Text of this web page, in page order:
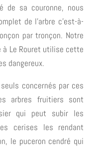
de sa couronne, nous
de l’arbre c’est-à-
par tronçon. Notre
à Le Rouret utilise cette
dangereux.
concernés par ces
arbres fruitiers sont
qui peut subir les
cerises les rendant
le puceron cendré qui